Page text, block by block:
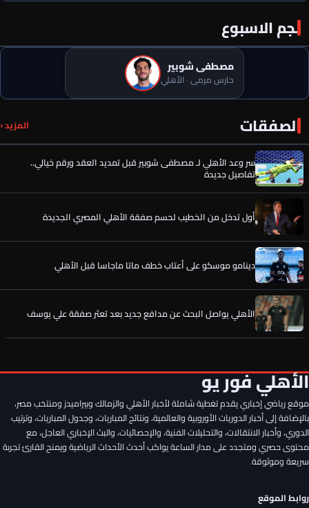
نجم الاسبوع
مصطفى شوبير
حارس مرمى · الأهلي
الصفقات المزيد ‹
تفاصيل جديدة
رسميًا.. إمام عاشور يوافق على تمديد عقده مع الأهلي حتى 2030
سر وعد الأهلي لـ مصطفى شوبير قبل تمديد العقد ورقم خيالي..
تفاصيل جديدة
الأهلي فور يو
موقع رياضي إخباري يقدم تغطية شاملة لأخبار الأهلي والزمالك وبيراميدز ومنتخب مصر،
بالإضافة إلى أخبار الدوريات الأوروبية والعالمية، ونتائج المباريات، وجدول المباريات، وترتيب
الدوري، وأخبار الانتقالات، والتحليلات الفنية، والإحصائيات، والبث الإخباري العاجل، مع
محتوى حصري ومتجدد على مدار الساعة يواكب أحدث الأحداث الرياضية ويمنح القارئ تجربة
سريعة وموثوقة.
روابط الموقع